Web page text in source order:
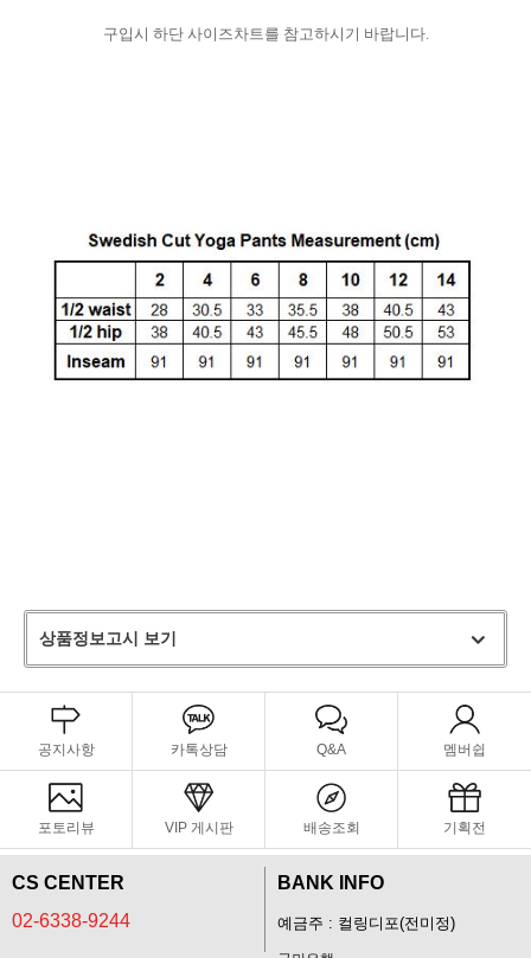
구입시 하단 사이즈차트를 참고하시기 바랍니다.
상품정보고시 보기
공지사항 카톡상담 Q&A 멤버쉽
포토리뷰 VIP 게시판 배송조회 기획전
CS CENTER
02-6338-9244
BANK INFO
예금주 : 컬링디포(전미정)